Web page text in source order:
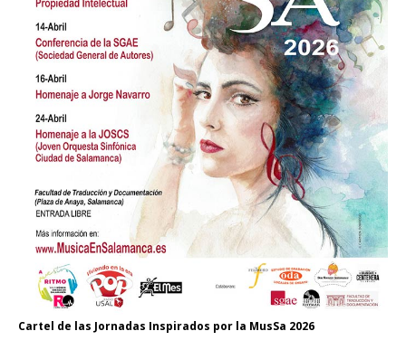
Cartel de las Jornadas Inspirados por la MusSa 2026